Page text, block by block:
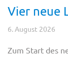
Vier neue
6. August 2026
Zum Start des